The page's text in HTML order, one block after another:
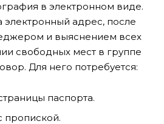
в электронном виде.
электронный адрес, после
и выяснением всех
свободных мест в группе
Для него потребуется:
паспорта.
пропиской.